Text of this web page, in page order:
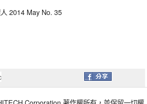
2014 May No. 35